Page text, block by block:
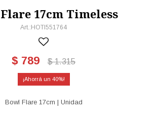
17cm Timeless
HOTI551764
$ 789 $ 1.315
40
Bowl Flare 17cm | Unidad